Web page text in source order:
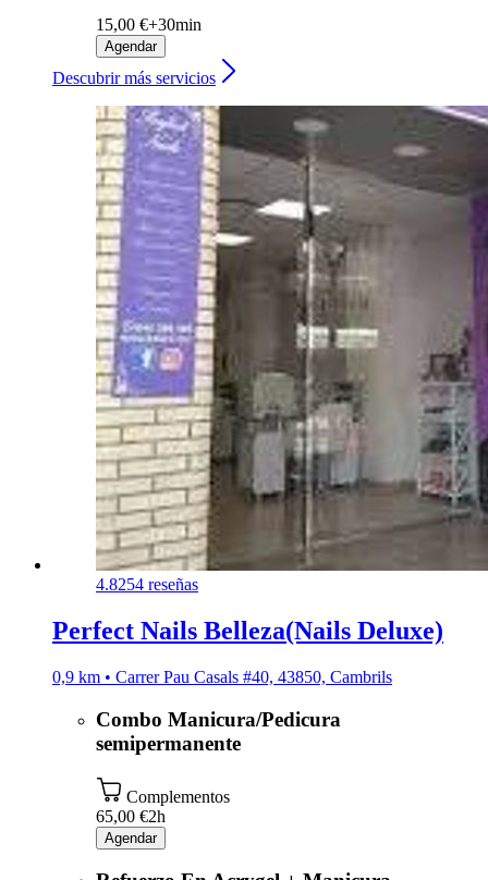
15,00 €+30min
Agendar
Descubrir más servicios
4.8254 reseñas
Perfect Nails Belleza(Nails Deluxe)
0,9 km • Carrer Pau Casals #40, 43850, Cambrils
Combo Manicura/Pedicura
semipermanente
Complementos
65,00 €2h
Agendar